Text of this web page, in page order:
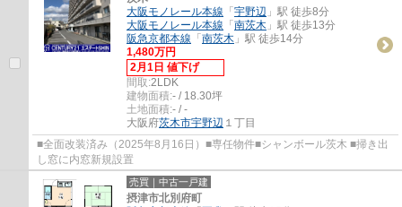
大阪モノレール本線 「 宇野辺 」駅 徒歩8分
大阪モノレール本線 「 南茨木 」駅 徒歩13分
阪急京都本線 「 南茨木 」駅 徒歩14分
1,480万円
2月1日 値下げ
間取:2LDK
建物面積:- / 18.30坪
土地面積:- / -
大阪府茨木市宇野辺 １丁目
■全面改装済み（2025年8月16日）■専任物件■シャンボール茨木 ■掃き出
し窓に内窓新規設置
売買｜中古一戸建
摂津市北別府町